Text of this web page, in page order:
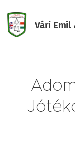
Vári